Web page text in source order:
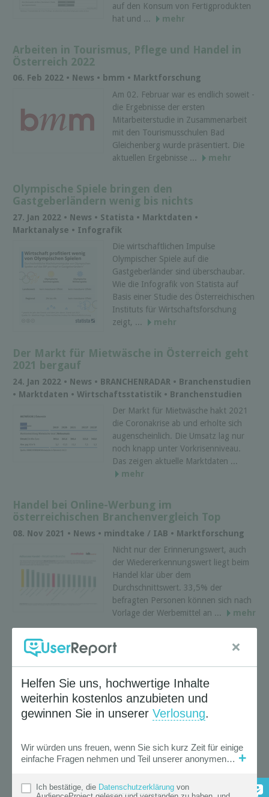
auf den Konsum von Fertigprodukten
hat und ...
mehr
Arbeiten in Tourismus, Pflege und Handel in
Österreich 2022
06. Feb 2022 • News • bmm • Marktforschung
Am 02. Februar war es endlich soweit -
die Ergebnisse der ersten
Mitarbeiterstudie in Zusammenarbeit
mit den Tourismusschulen Bad
Gleichenberg wurde präsentiert. Die
aktuellen Ergebnisse ...
mehr
Olympische Spiele bringen den
Gastgeberländern wenig bis nichts
27. Jan 2022 • News • Statista • Marktdaten •
Marktanalyse • Infografik
Die wirtschaftlichen Impulse
Olympischer Spiele auf die
Gastgeberländer sind überschaubar.
Wie die Infografik von Statista auf
Basis einer Studie des Österreichischen
Instituts für Wirtschaftsforschung
zeigt, ...
mehr
Der Markt für Mietwäsche in Österreich geht
2021 bergauf
24. Jan 2022 • News • BRANCHENRADAR • Branchenstudien
• Marktdaten • Wirtschaftsstatistik • Branchenstudien
Der Markt für Mietwäsche hakt 2021
die Coronakrise ab und erholte sich
augenscheinlich. Die Umsatz lag nur
noch knapp unter Vorkrisenniveau.
Das zeigen aktuelle Marktdaten ...
mehr
Handel bei Online-Werbung im
österreichischen Branchenvergleich Top
08. Nov 2021 • News • mindtake / IAB • Marktforschung
Nicht nur der Erinnerungswert, auch
der Wiedererkennungswert liegt beim
Handel klar über dem
Durchschnittswert. 33,5% der
befragten Personen können sich nach
Vorlage der Werbemittel an ...
mehr
Nächtigungen in Österreich im September
2021 auf Vorkrisenniveau
Wirtschaftsstatistik • Infografik
Im September 2021 wurden laut
vorläufigen Ergebnissen von Statistik
Beherbergungsbetrieben verzeichnet.
„Urlaub in Österreich war auch im